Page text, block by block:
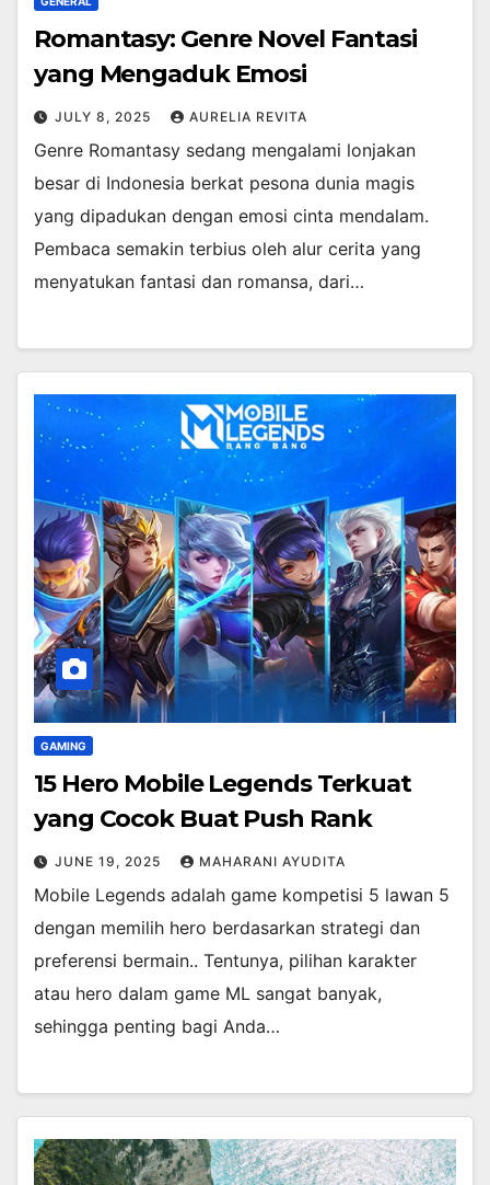
Romantasy: Genre Novel Fantasi
yang Mengaduk Emosi
JULY 8, 2025 AURELIA REVITA
Genre Romantasy sedang mengalami lonjakan
besar di Indonesia berkat pesona dunia magis
yang dipadukan dengan emosi cinta mendalam.
Pembaca semakin terbius oleh alur cerita yang
menyatukan fantasi dan romansa, dari…
GAMING
15 Hero Mobile Legends Terkuat
yang Cocok Buat Push Rank
JUNE 19, 2025 MAHARANI AYUDITA
Mobile Legends adalah game kompetisi 5 lawan 5
dengan memilih hero berdasarkan strategi dan
preferensi bermain.. Tentunya, pilihan karakter
atau hero dalam game ML sangat banyak,
sehingga penting bagi Anda…